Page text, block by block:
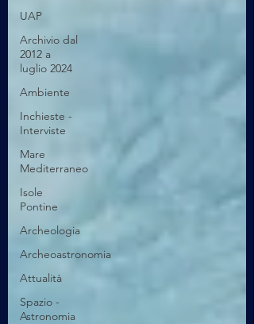
UAP
Archivio dal
2012 a
luglio 2024
Ambiente
Inchieste -
Interviste
Mare
Mediterraneo
Isole
Pontine
Archeologia
Archeoastronomia
Attualità
Spazio -
Astronomia